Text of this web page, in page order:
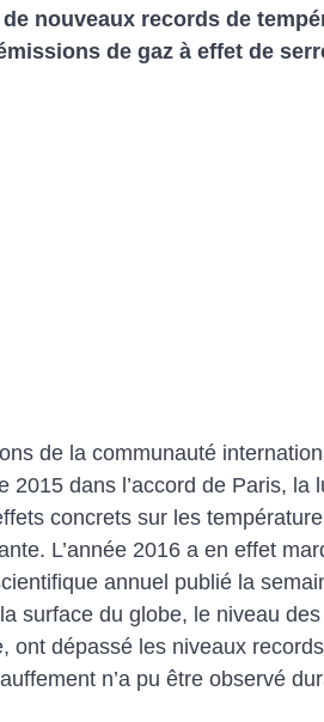
nouveaux records de
de gaz à effet de
de la communauté
2015 dans l’accord de Paris, la
concrets sur les
L’année 2016 a en effet
annuel publié la
surface du globe, le niveau
ont dépassé les niveaux
n’a pu être observé